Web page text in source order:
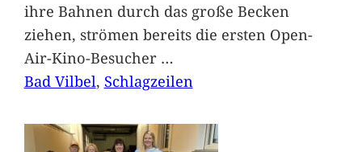
ihre Bahnen durch das große Becken
ziehen, strömen bereits die ersten Open-
Air-Kino-Besucher …
Bad Vilbel, Schlagzeilen